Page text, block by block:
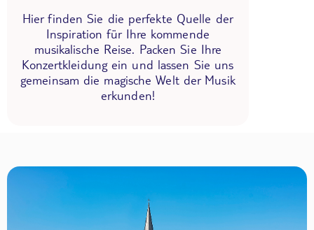
Hier finden Sie die perfekte Quelle der
Inspiration für Ihre kommende
musikalische Reise. Packen Sie Ihre
Konzertkleidung ein und lassen Sie uns
gemeinsam die magische Welt der Musik
erkunden!